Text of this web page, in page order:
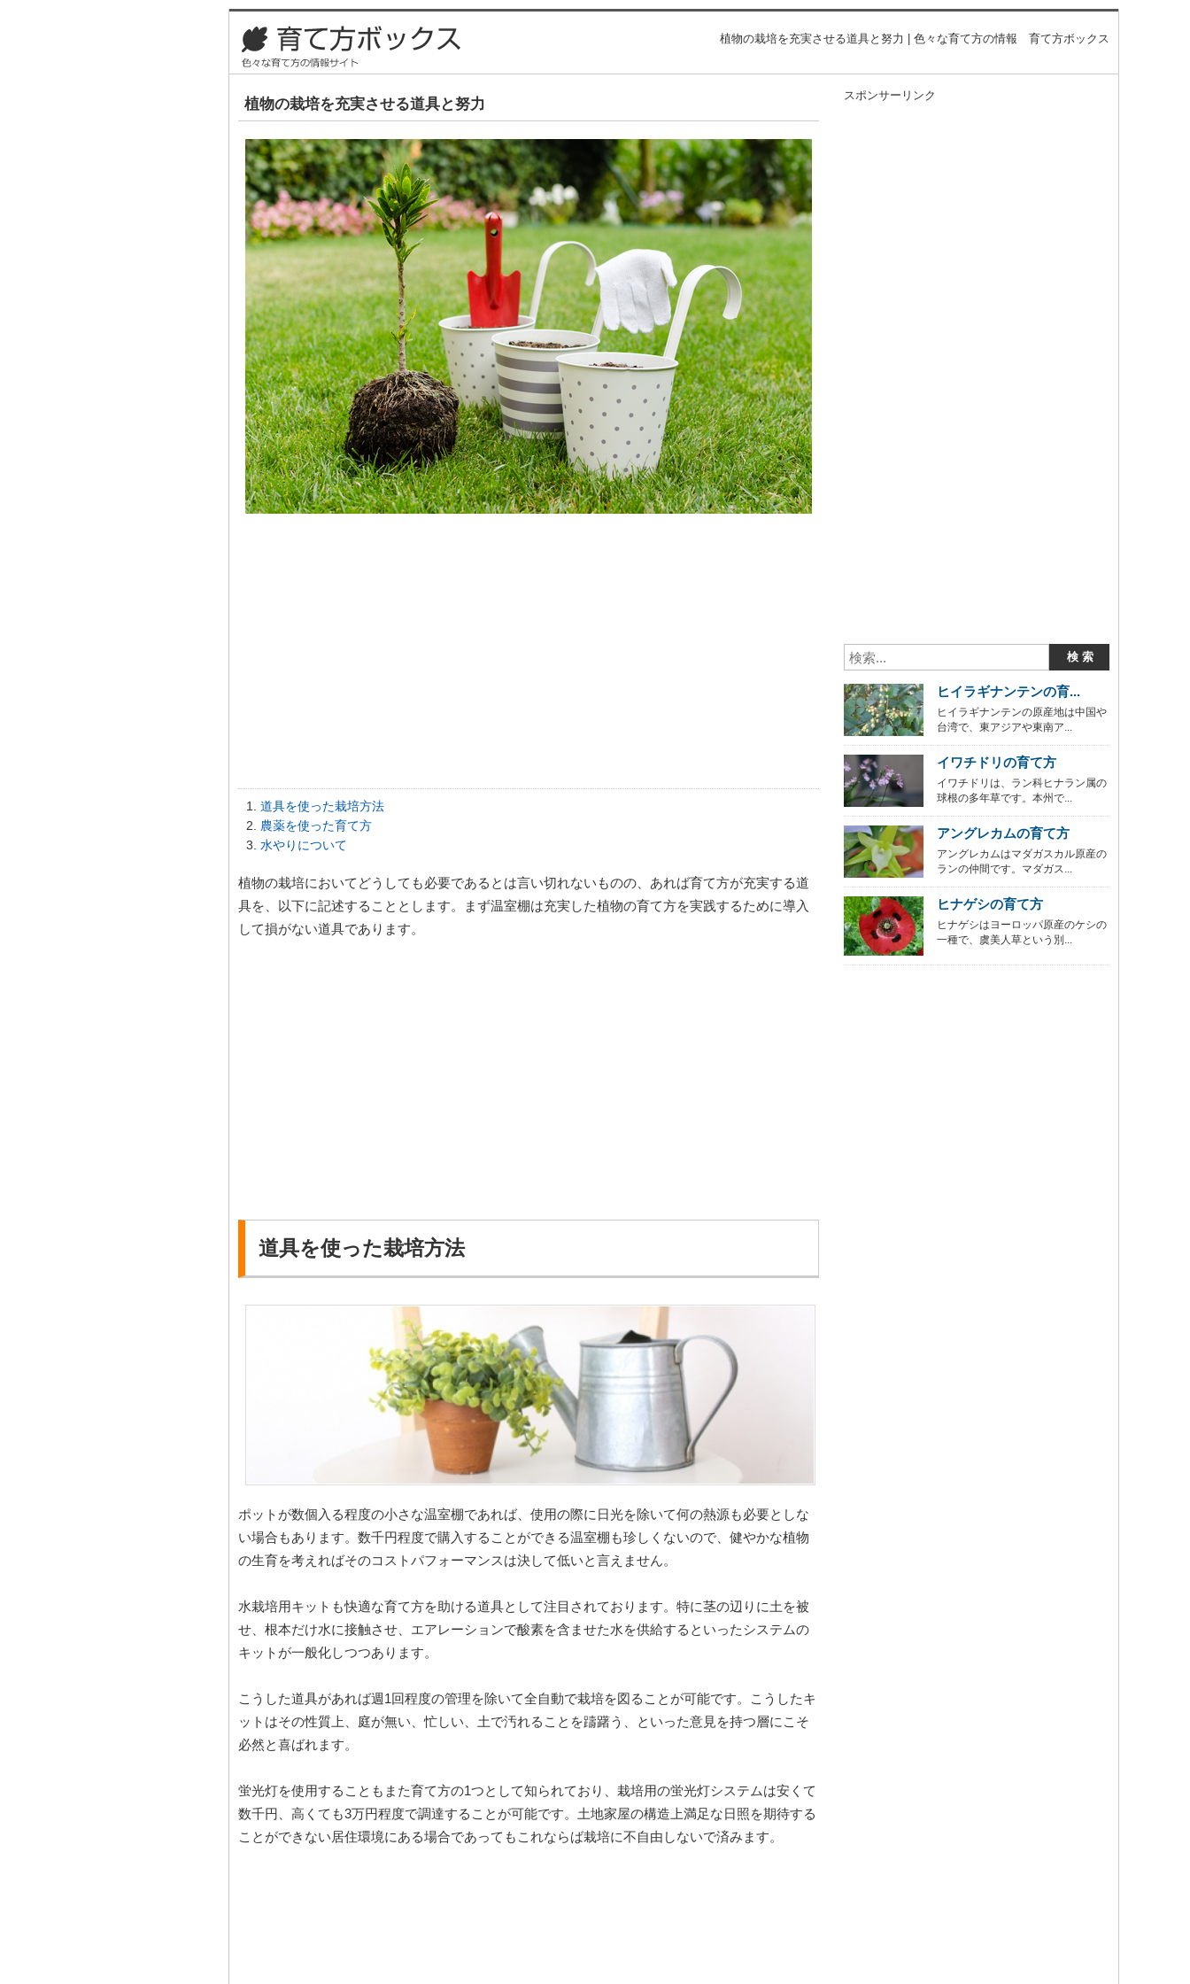
植物の栽培を充実させる道具と努力 | 色々な育て方の情報 育て方ボックス
植物の栽培を充実させる道具と努力
道具を使った栽培方法
農薬を使った育て方
水やりについて
植物の栽培においてどうしても必要であるとは言い切れないものの、あれば育て方が充実する道
具を、以下に記述することとします。まず温室棚は充実した植物の育て方を実践するために導入
して損がない道具であります。
道具を使った栽培方法
ポットが数個入る程度の小さな温室棚であれば、使用の際に日光を除いて何の熱源も必要としな
い場合もあります。数千円程度で購入することができる温室棚も珍しくないので、健やかな植物
の生育を考えればそのコストパフォーマンスは決して低いと言えません。
水栽培用キットも快適な育て方を助ける道具として注目されております。特に茎の辺りに土を被
せ、根本だけ水に接触させ、エアレーションで酸素を含ませた水を供給するといったシステムの
キットが一般化しつつあります。
こうした道具があれば週1回程度の管理を除いて全自動で栽培を図ることが可能です。こうしたキ
ットはその性質上、庭が無い、忙しい、土で汚れることを躊躇う、といった意見を持つ層にこそ
必然と喜ばれます。
蛍光灯を使用することもまた育て方の1つとして知られており、栽培用の蛍光灯システムは安くて
数千円、高くても3万円程度で調達することが可能です。土地家屋の構造上満足な日照を期待する
ことができない居住環境にある場合であってもこれならば栽培に不自由しないで済みます。
スポンサーリンク
ヒイラギナンテンの育...
ヒイラギナンテンの原産地は中国や
台湾で、東アジアや東南ア...
イワチドリの育て方
イワチドリは、ラン科ヒナラン属の
球根の多年草です。本州で...
アングレカムの育て方
アングレカムはマダガスカル原産の
ランの仲間です。マダガス...
ヒナゲシの育て方
ヒナゲシはヨーロッパ原産のケシの
一種で、虞美人草という別...